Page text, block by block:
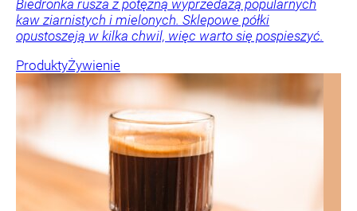
Biedronka rusza z potężną wyprzedażą popularnych
kaw ziarnistych i mielonych. Sklepowe półki
opustoszeją w kilka chwil, więc warto się pospieszyć.
ProduktyŻywienie